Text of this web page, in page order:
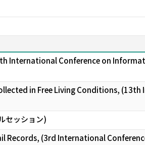
International Conference on
in Free Living Conditions,
セッション)
Records, (3rd International